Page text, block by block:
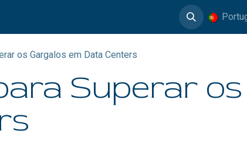
os Gargalos em Data Centers
Superar